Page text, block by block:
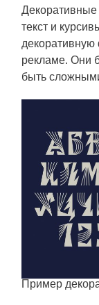
Декоративные
текст и
декоративную
рекламе. Они
быть
Пример